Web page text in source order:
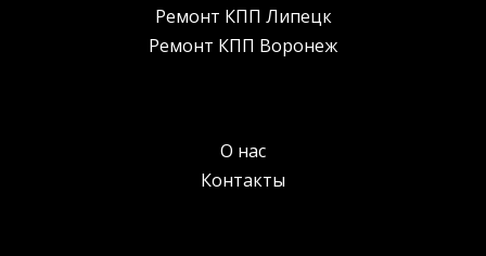
Ремонт КПП Липецк
Ремонт КПП Воронеж
О нас
Контакты